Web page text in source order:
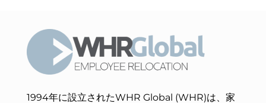
1994年に設立されたWHR Global (WHR)は、家